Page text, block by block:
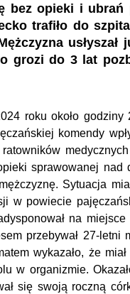
bez opieki i ubrań
trafiło do
usłyszał
grozi do 3 lat
roku około godziny
komendy
ratowników
sprawowanej nad
Sytuacja
w powiecie
na
przebywał 27-letni
wykazało, że
w organizmie.
się swoją roczną